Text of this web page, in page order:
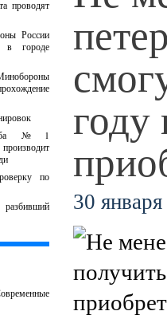
проводят
России
в городе
№1
по
30